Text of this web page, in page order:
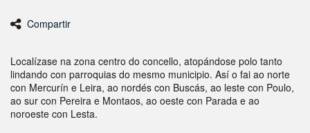
Compartir
Localízase na zona centro do concello, atopándose polo tanto
lindando con parroquias do mesmo municipio. Así o fai ao norte
con Mercurín e Leira, ao nordés con Buscás, ao leste con Poulo,
ao sur con Pereira e Montaos, ao oeste con Parada e ao
noroeste con Lesta.